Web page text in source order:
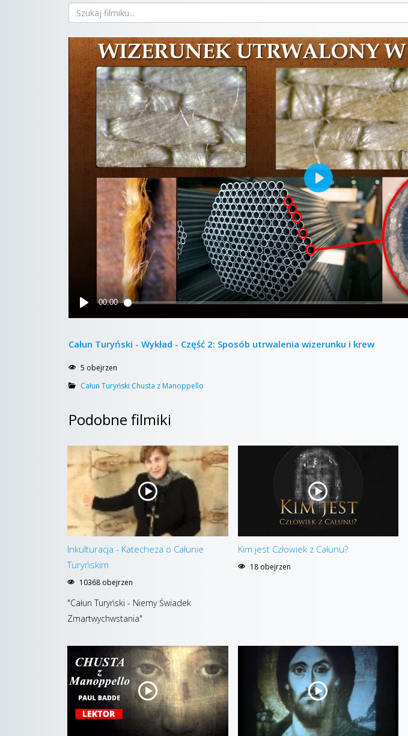
Całun Turyński - Wykład - Część 2: Sposób utrwalenia wizerunku i krew
5 obejrzen
Całun Turyński Chusta z Manoppello
Podobne filmiki
Inkulturacja - Katecheza o Całunie
Turyńskim
10368 obejrzen
"Całun Turyński - Niemy Świadek
Zmartwychwstania"
Kim jest Człowiek z Całunu?
18 obejrzen